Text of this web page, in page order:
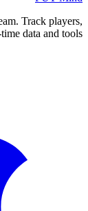
Track players,
data and tools.